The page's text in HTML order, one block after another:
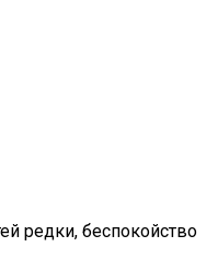
редки, беспокойство